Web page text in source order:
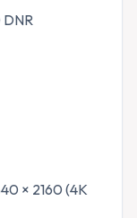
× 2160 (4K